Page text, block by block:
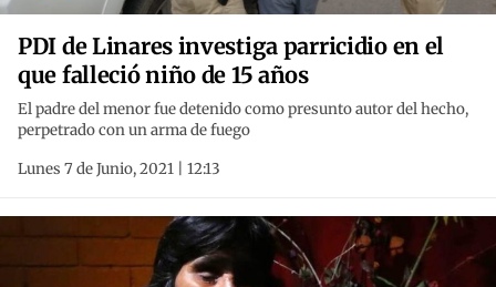
PDI de Linares investiga parricidio en el
que falleció niño de 15 años
El padre del menor fue detenido como presunto autor del hecho,
perpetrado con un arma de fuego
Lunes 7 de Junio, 2021 | 12:13